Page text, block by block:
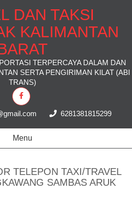
DAN TAKSI
KALIMANTAN
TERPERCAYA DALAM DAN
SERTA PENGIRIMAN KILAT (ABI
TRANS)
6281381815299
Menu
TELEPON TAXI/TRAVEL
SAMBAS ARUK